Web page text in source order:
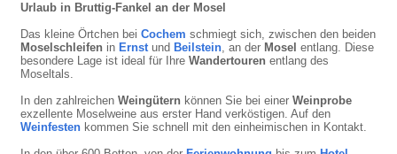
Urlaub in Bruttig-Fankel an der Mosel
Das kleine Örtchen beiCochem schmiegt sich, zwischen den beiden
Moselschleifen in Ernstund Beilstein, an der Mosel entlang. Diese
besondere Lage ist ideal für IhreWandertouren entlang des
Moseltals.
In den zahlreichenWeingütern können Sie bei einerWeinprobe
exzellente Moselweine aus erster Hand verköstigen. Auf den
Weinfesten kommen Sie schnell mit den einheimischen in Kontakt.